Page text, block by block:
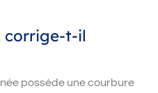
corrige-t-il
possède une courbure